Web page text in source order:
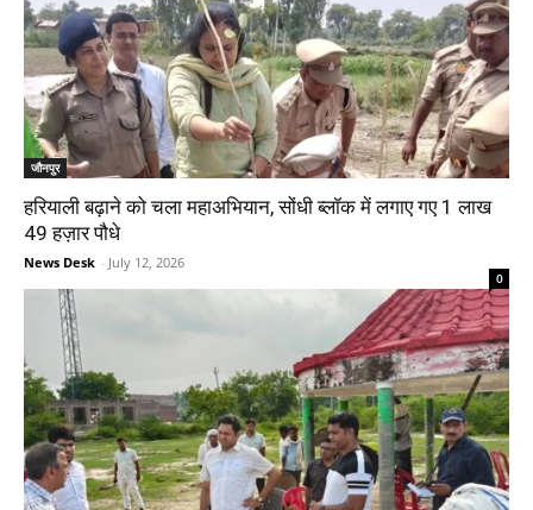
जौनपुर
हरियाली बढ़ाने को चला महाअभियान, सोंधी ब्लॉक में लगाए गए 1 लाख
49 हज़ार पौधे
News Desk - July 12, 2026
0